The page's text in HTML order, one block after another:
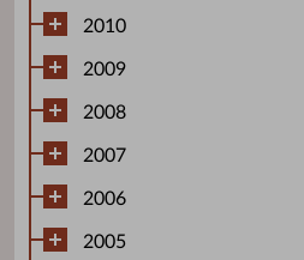
2010
2009
2008
2007
2006
2005